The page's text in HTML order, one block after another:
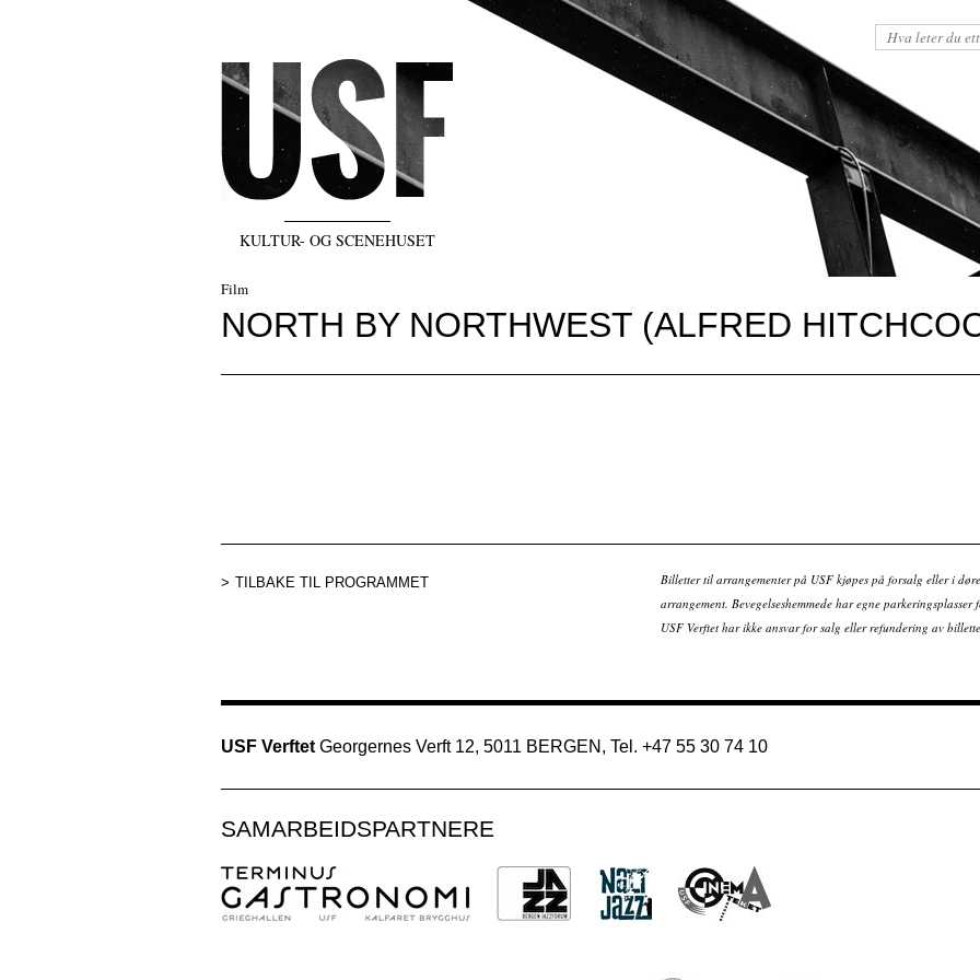
KULTUR- OG SCENEHUSET
Film
NORTH BY NORTHWEST (ALFRED
TILBAKE TIL PROGRAMMET
Billetter til arrangementer på USF kjøpes på forsalg eller i
arrangement. Bevegelseshemmede har egne
USF Verftet har ikke ansvar for salg eller refundering av
USF Verftet Georgernes Verft 12, 5011 BERGEN, Tel. +47 55 30 74 10
SAMARBEIDSPARTNERE